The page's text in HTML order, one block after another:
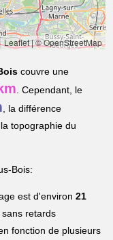
Leaflet|© OpenStreetMap
couvre une
. Cependant, le
, la différence
topographie du
Bois:
est d'environ21
retards
fonction de plusieurs